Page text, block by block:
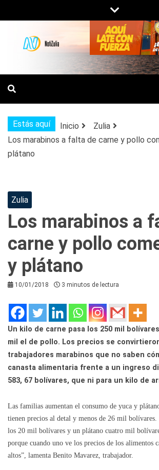
al
contenido
NOTICIAS DEL ZULIA,
DE INTERÉS
Estás aquí Inicio
Zulia
Los marabinos a falta de carne y pollo
plátano
Zulia
Los marabinos a
carne y pollo
y plátano
10/01/2018 3 minutos de lectura
Un kilo de carne pasa los 250 mil
mil el de pollo. Los precios se
trabajadores marabinos que no saben
canasta alimentaria frente a un ingreso
583, 67 bolívares, que ni para un kilo de
Las familias aumentan el consumo de yuca y
tienen precios al detal y menos de 26 mil
los 20 mil bolívares y un plátano cuatro mil
porque cuando uno ve los precios de los alimentos
altos”, lamenta Benito Mavarez, trabajador.